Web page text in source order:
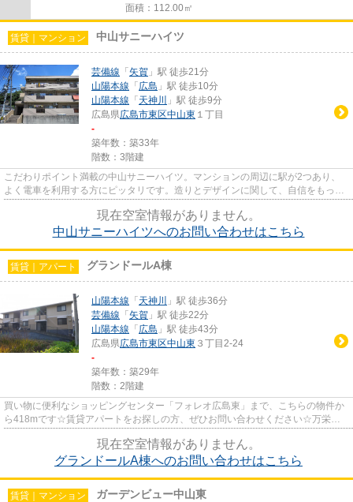
面積：112.00㎡
賃貸｜マンション 中山サニーハイツ
芸備線 「矢賀 」駅 徒歩21分
山陽本線 「広島 」駅 徒歩10分
山陽本線 「天神川
」駅 徒歩9分
広島県広島市東区中山東 １丁目
-
築年数：築33年
階数：3階建
こだわりポイント満載の中山サニーハイツ。マンションの周辺に駅が2つあり、
よく電車を利用する方にピッタリです。造りとデザインに関して、自信をもって
情報を提供できるマンションで...
現在空室情報がありません。
中山サニーハイツへのお問い合わせはこちら
賃貸｜アパート グランドールA棟
山陽本線 「天神川
」駅 徒歩36分
芸備線 「矢賀 」駅 徒歩22分
山陽本線 「広島 」駅 徒歩43分
広島県広島市東区中山東 ３丁目2-24
-
築年数：築29年
階数：2階建
買い物に便利なショッピングセンター「フォレオ広島東」まで、こちらの物件か
ら418mです☆賃貸アパートをお探しの方、ぜひお問い合わせください☆万栄不
動産で紹介する、広島市東区エリ...
現在空室情報がありません。
グランドールA棟へのお問い合わせはこちら
賃貸｜マンション ガーデンビュー中山東